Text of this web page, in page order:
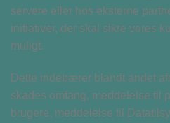
servere eller hos eksterne
initiativer, der skal sikre vores
muligt.
Dette indebærer blandt andet
skades omfang, meddelelse til
brugere, meddelelse til